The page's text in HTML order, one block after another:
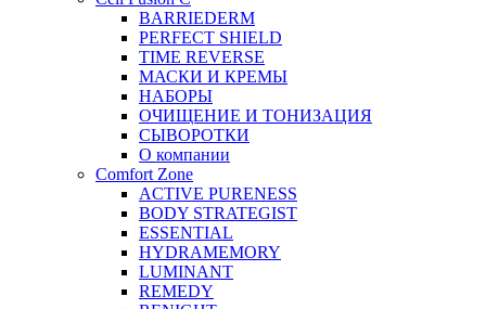
BARRIEDERM
PERFECT SHIELD
TIME REVERSE
МАСКИ И КРЕМЫ
НАБОРЫ
ОЧИЩЕНИЕ И ТОНИЗАЦИЯ
СЫВОРОТКИ
О компании
Comfort Zone
ACTIVE PURENESS
BODY STRATEGIST
ESSENTIAL
HYDRAMEMORY
LUMINANT
REMEDY